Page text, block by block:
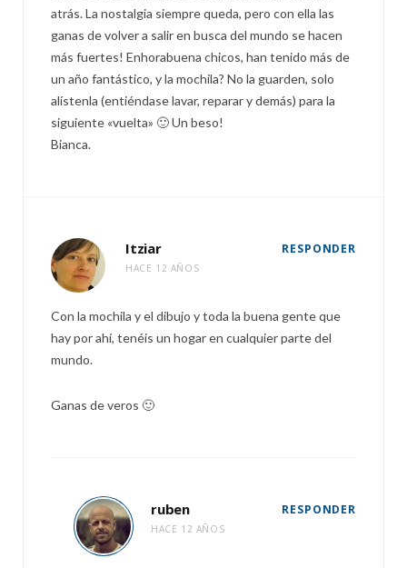
atrás. La nostalgia siempre queda, pero con ella las
ganas de volver a salir en busca del mundo se hacen
más fuertes! Enhorabuena chicos, han tenido más de
un año fantástico, y la mochila? No la guarden, solo
alístenla (entiéndase lavar, reparar y demás) para la
siguiente «vuelta» 🙂 Un beso!
Bianca.
Itziar
HACE 12 AÑOS
RESPONDER
Con la mochila y el dibujo y toda la buena gente que
hay por ahí, tenéis un hogar en cualquier parte del
mundo.
Ganas de veros 🙂
ruben
HACE 12 AÑOS
RESPONDER